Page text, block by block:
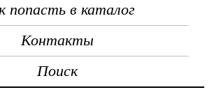
попасть в каталог
Контакты
Поиск